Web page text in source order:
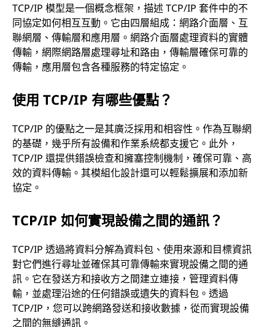
TCP/IP 模型是一個概念框架，描述 TCP/IP 套件中的不
同協定如何相互互動。它由四層組成：網路介面層、互
聯網層、傳輸層和應用層。網路介面層處理資料的實體
傳輸，網際網路層處理尋址和路由，傳輸層確保可靠的
傳輸，應用層包含各種服務的特定協定。
使用 TCP/IP 有哪些優點？
TCP/IP 的優點之一是其廣泛採用和相容性。作為互聯網
的基礎，幾乎所有設備和作業系統都支援它。此外，
TCP/IP 還提供錯誤檢查和擁塞控制機制，確保可靠、高
效的資料傳輸。其模組化設計還可以輕鬆擴展和添加新
協定。
TCP/IP 如何實現設備之間的通訊？
TCP/IP 透過將資料分解為資料包、使用來源和目標資訊
對它們進行尋址並確保其可靠傳輸來實現設備之間的通
訊。它在發送方和接收方之間建立連接，管理資料傳
輸，並處理沿途的任何錯誤或遺失的資料包。透過
TCP/IP，您可以跨網路發送和接收數據，從而實現設備
之間的無縫通訊。